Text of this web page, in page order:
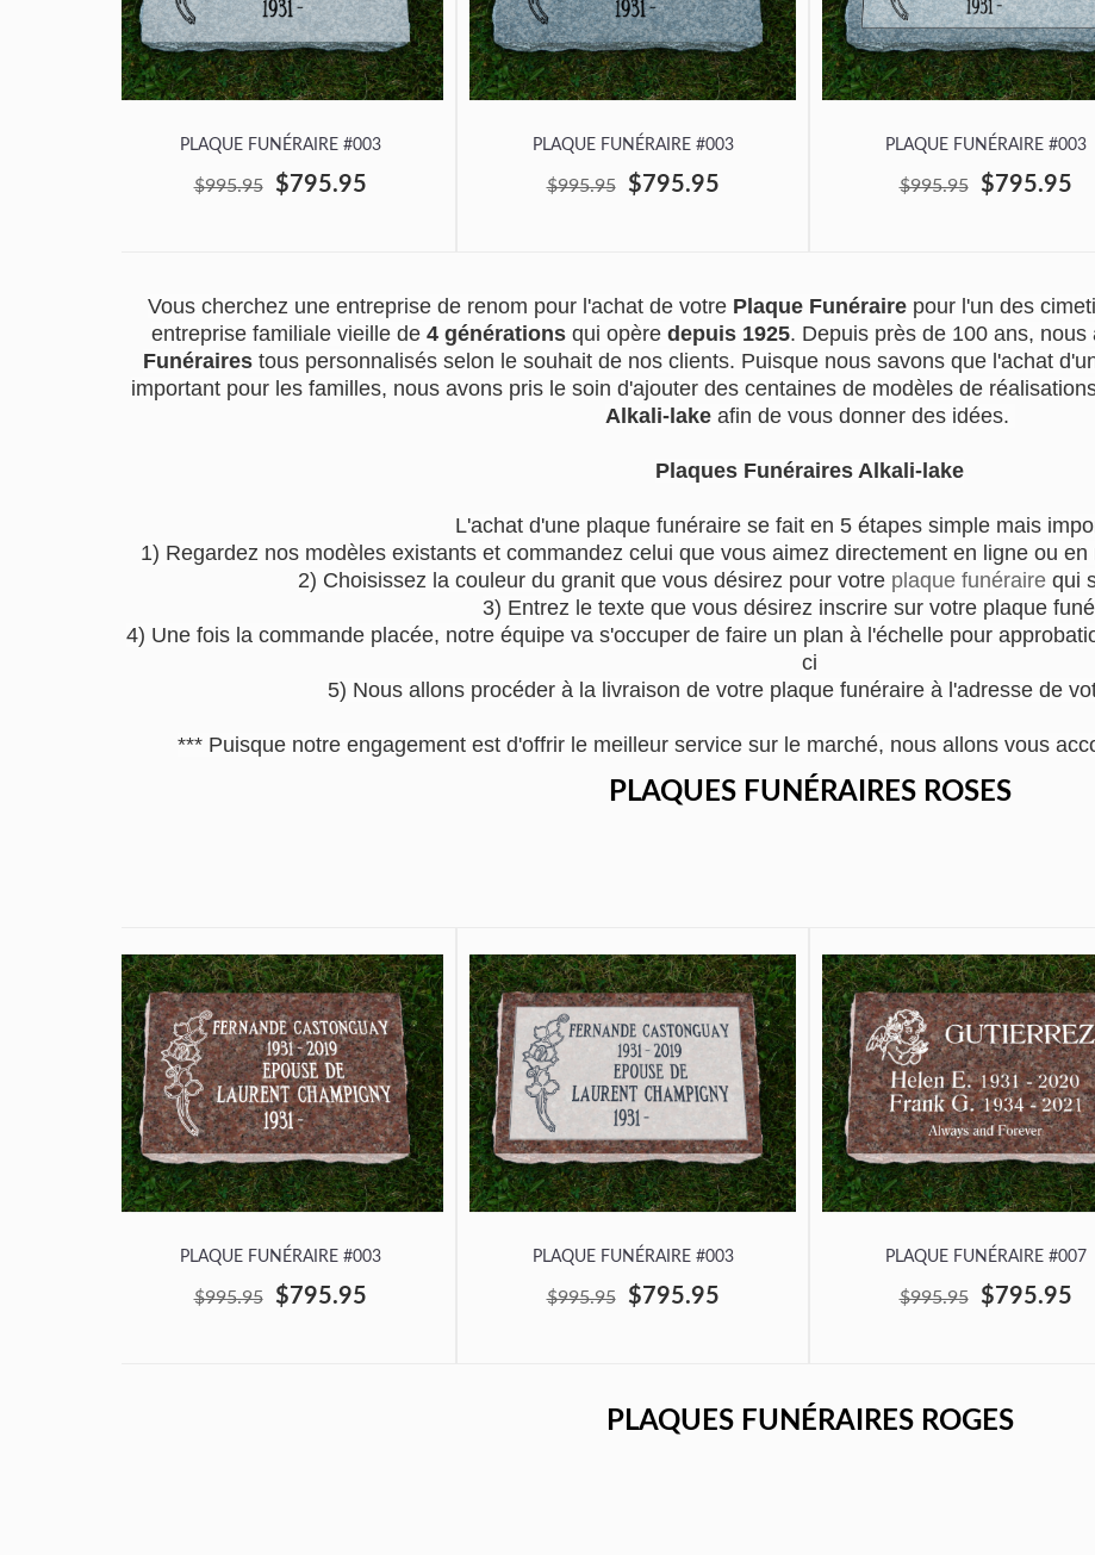
PLAQUE FUNÉRAIRE #003
$995.95 $795.95
PLAQUE FUNÉRAIRE #003
$995.95 $795.95
PLAQUE FUNÉRAIRE #003
$995.95 $795.95
Vous cherchez une entreprise de renom pour l'achat de votre Plaque Funérairepour l'un des
entreprise familiale vieille de 4 générations qui opère depuis 1925. Depuis près de 100 ans,
Funérairestous personnalisés selon le souhait de nos clients. Puisque nous savons que l'achat
important pour les familles, nous avons pris le soin d'ajouter des centaines de modèles de
Alkali-lakeafin de vous donner des idées.
Plaques Funéraires Alkali-lake
L'achat d'une plaque funéraire se fait en 5 étapes simple mais
1) Regardez nos modèles existants et commandez celui que vous aimez directement en ligne ou
2) Choisissez la couleur du granit que vous désirez pour votre plaque funéraire qui
3) Entrez le texte que vous désirez inscrire sur votre plaque
4) Une fois la commande placée, notre équipe va s'occuper de faire un plan à l'échelle pour
ci
5) Nous allons procéder à la livraison de votre plaque funéraire à l'adresse de
*** Puisque notre engagement est d'offrir le meilleur service sur le marché, nous allons vous
PLAQUES FUNÉRAIRES ROSES
PLAQUE FUNÉRAIRE #003
$995.95 $795.95
PLAQUE FUNÉRAIRE #003
$995.95 $795.95
PLAQUE FUNÉRAIRE #007
$995.95 $795.95
PLAQUES FUNÉRAIRES ROGES